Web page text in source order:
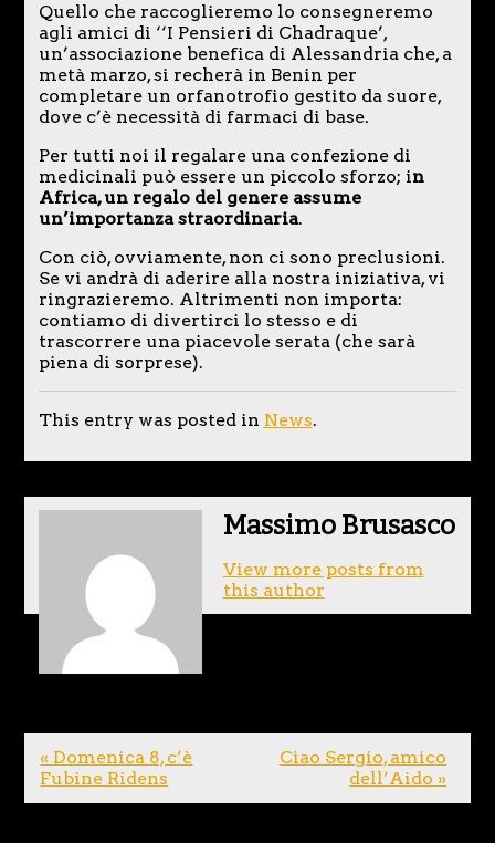
Quello che raccoglieremo lo consegneremo
agli amici di ‘‘I Pensieri di Chadraque’,
un’associazione benefica di Alessandria che, a
metà marzo, si recherà in Benin per
completare un orfanotrofio gestito da suore,
dove c’è necessità di farmaci di base.
Per tutti noi il regalare una confezione di
medicinali può essere un piccolo sforzo; in
Africa, un regalo del genere assume
un’importanza straordinaria.
Con ciò, ovviamente, non ci sono preclusioni.
Se vi andrà di aderire alla nostra iniziativa, vi
ringrazieremo. Altrimenti non importa:
contiamo di divertirci lo stesso e di
trascorrere una piacevole serata (che sarà
piena di sorprese).
This entry was posted in News.
Massimo Brusasco
View more posts from
this author
« Domenica 8, c’è
Fubine Ridens
Ciao Sergio, amico
dell’Aido »